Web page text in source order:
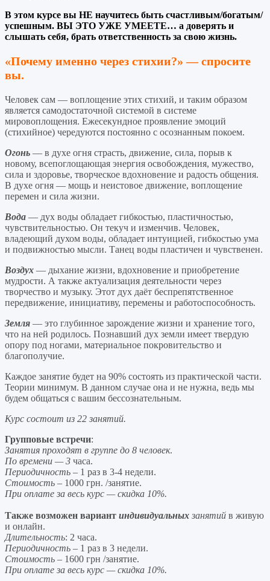
В этом курсе вы НЕ научитесь быть счастливым/богатым/
успешным. ВЫ ЭТО УЖЕ УМЕЕТЕ… а доверять и
слышать себя, брать ответственность за свою жизнь.
«Почему именно через стихии?» — спросите
вы.
Человек сам — воплощение этих стихий, и таким образом
является самодостаточной системой в системе
мировоплощения. Ежесекундное проявление эмоций
(стихийное) чередуются постоянно с осознанным покоем.
Огонь — в духе огня страсть, движение, сила, порыв к
новому, всепоглощающая энергия освобождения, мужество,
сила и здоровье, творческое вдохновение и радость общения.
В духе огня — мощь и неистовое движение, воплощение
перемен и сила жизни.
Вода — дух воды обладает гибкостью, пластичностью,
чувствительностью. Он текуч и изменчив. Человек,
владеющий духом воды, обладает интуицией, гибкостью ума
и подвижностью мысли. Танец воды пластичен и чувственен.
Воздух — дыхание жизни, вдохновение и приобретение
мудрости. А также актуализация деятельности через
творчество и музыку. Этот дух даёт беспрепятственное
передвижение, инициативу, перемены и работоспособность.
Земля — это глубинное зарождение жизни и хранение того,
что на ней родилось. Познавший дух земли имеет твердую
опору под ногами, материальное покровительство и
благополучие.
Каждое занятие будет на 90% состоять из практической части.
Теории минимум. В данном случае она и не нужна, ведь мы
будем общаться с вашим бессознательным.
Курс состоит из 22 занятий.
Групповые встречи:
Занятия проходят в группе до 8 человек.
По времени — 3 часа.
Периодичность – 1 раз в 3-4 недели.
Стоимость – 1000 грн. /занятие.
При оплате за весь курс — скидка 10%.
Также возможен вариант индивидуальных занятий в живую
и онлайн.
Длительность: 2 часа.
Периодичность – 1 раз в 3 недели.
Стоимость – 1600 грн /занятие.
При оплате за весь курс — скидка 10%.